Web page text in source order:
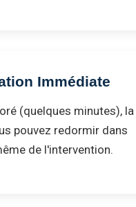
Immédiate
(quelques minutes), la
pouvez redormir dans
de l'intervention.